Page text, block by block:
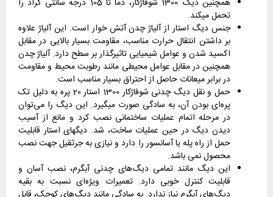
تحمل میکند.
جنس دیگ استار از آلیاژ چدن آتش خوار است. این آلیاژ علاوه
بر داشتن انتقال حرارت مناسب، مقاومت بسیار بالایی در مقابل
اکسید شدن و عوامل شیمیایی تاثیرگذار بر سطح دارد. آلیاژ چدن
همچنین در مقابل عوامل محیطی مانند رطوبت محیط و مقاومت
در برابر میعانات حاصل از احتراق بسیار مناسب است.
حمل و نقل دیگ چدنی شوفاژکار 1300 استار 20 پره به دلیل تک
پره‌ای بودن آن، به سادگی صورت میگیرد. این دیگ را می‌توان
در مرحله اتمام عملیات ساختمانی نصب کرد و مانع از آسیب
دیدن دیگ در حین عملیات ساخت، شد. دیگهای استار قابلیت
حمل از راه پله یا آسانسور را دارد و نیازی به جرثقیل جهت نصب
محصول نمی باشد.
این دیگ مانند تمامی دیگ‌های چدنی آبگرم، نصب آسان و
قابلیت کنترل خوبی دارد. تعمیرات ویژه‌ای نسبت به بقیه